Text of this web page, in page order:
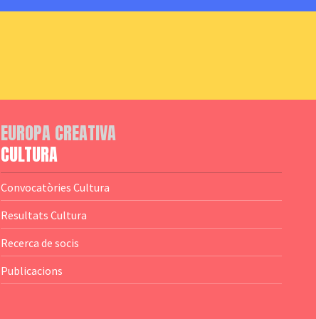
EUROPA CREATIVA
CULTURA
Convocatòries Cultura
Resultats Cultura
Recerca de socis
Publicacions